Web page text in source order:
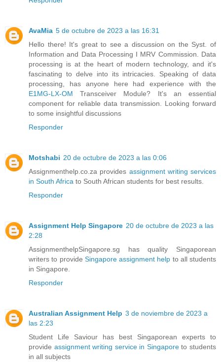
AvaMia 5 de octubre de 2023 a las 16:31
Hello there! It's great to see a discussion on the Syst. of
Information and Data Processing I MRV Commission. Data
processing is at the heart of modern technology, and it's
fascinating to delve into its intricacies. Speaking of data
processing, has anyone here had experience with the
E1MG-LX-OM Transceiver Module? It's an essential
component for reliable data transmission. Looking forward
to some insightful discussions
Responder
Motshabi 20 de octubre de 2023 a las 0:06
Assignmenthelp.co.za provides assignment writing services
in South Africa to South African students for best results.
Responder
Assignment Help Singapore 20 de octubre de 2023 a las
2:28
AssignmenthelpSingapore.sg has quality Singaporean
writers to provide Singapore assignment help to all students
in Singapore.
Responder
Australian Assignment Help 3 de noviembre de 2023 a
las 2:23
Student Life Saviour has best Singaporean experts to
provide assignment writing service in Singaporeto students
in all subjects